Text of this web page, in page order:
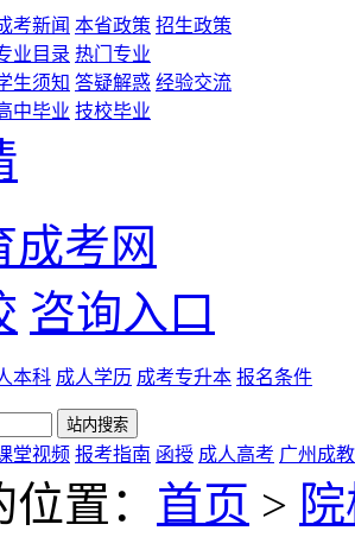
考新闻 本省政策 招生政策
业目录 热门专业
生须知 答疑解惑 经验交流
中毕业 技校毕业
成考网
咨询入口
本科 成人学历 成考专升本 报名条件
堂视频 报考指南 函授 成人高考 广州成教
置： 首页 >